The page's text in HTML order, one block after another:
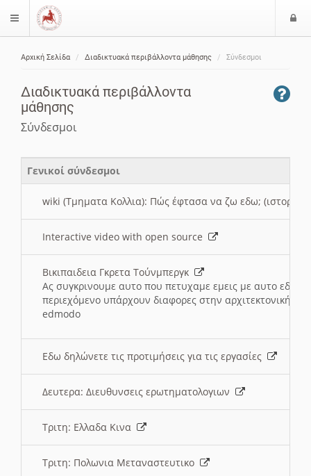
$langMenu
Αρχική Σελίδα Διαδικτυακά περιβάλλοντα μάθησης Σύνδεσμοι
Διαδικτυακά περιβάλλοντα
μάθησης
Σύνδεσμοι
Γενικοί σύνδεσμοι
wiki (Τμηματα Κολλια): Πώς έφτασα να ζω εδω; (ιστορια)
Interactive video with open source
Βικιπαιδεια Γκρετα Τούνμπεργκ
Ας συγκρινουμε αυτο που πετυχαμε εμεις με αυτο εδω
περιεχόμενο υπάρχουν διαφορες στην αρχιτεκτονική
edmodo
Εδω δηλώνετε τις προτιμήσεις για τις εργασίες
Δευτερα: Διευθυνσεις ερωτηματολογιων
Τριτη: Ελλαδα Κινα
Τριτη: Πολωνια Μεταναστευτικο